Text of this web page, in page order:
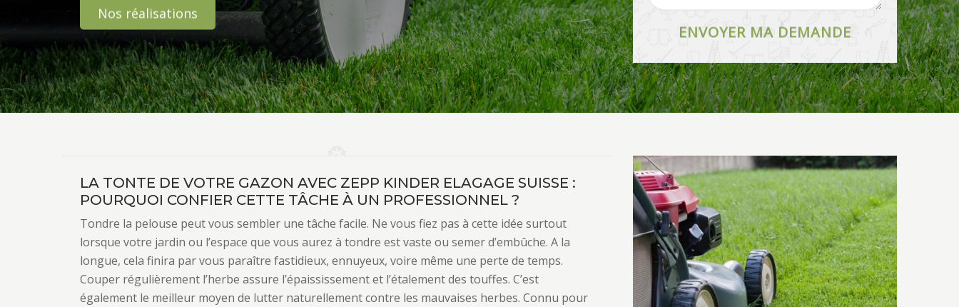
Nos réalisations
LA TONTE DE VOTRE GAZON AVEC ZEPP KINDER ELAGAGE SUISSE :
POURQUOI CONFIER CETTE TÂCHE À UN PROFESSIONNEL ?
Tondre la pelouse peut vous sembler une tâche facile. Ne vous fiez pas à cette idée surtout
lorsque votre jardin ou l’espace que vous aurez à tondre est vaste ou semer d’embûche. A la
longue, cela finira par vous paraître fastidieux, ennuyeux, voire même une perte de temps.
Couper régulièrement l’herbe assure l’épaississement et l’étalement des touffes. C’est
également le meilleur moyen de lutter naturellement contre les mauvaises herbes. Connu pour